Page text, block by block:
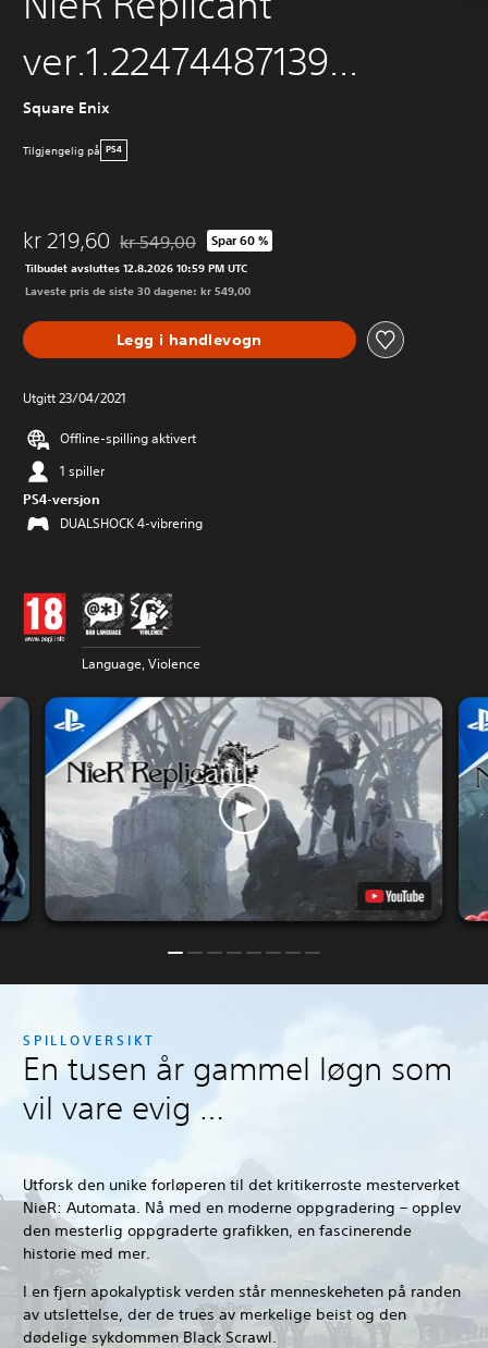
ver.1.22474487139...
Square Enix
Tilgjengelig på PS4
kr 219,60 Nedsatt fra opprinnelig pris på kr 549,00
kr 549,00 Spar 60 %
Tilbudet avsluttes 12.8.2026 10:59 PM UTC
Laveste pris de siste 30 dagene: kr 549,00
Legg i handlevogn
Utgitt 23/04/2021
Offline-spilling aktivert
1 spiller
PS4-versjon
DUALSHOCK 4-vibrering
Language, Violence
SPILLOVERSIKT
En tusen år gammel løgn som
vil vare evig …
Utforsk den unike forløperen til det kritikerroste mesterverket
NieR: Automata. Nå med en moderne oppgradering – opplev
den mesterlig oppgraderte grafikken, en fascinerende
historie med mer.
I en fjern apokalyptisk verden står menneskeheten på randen
av utslettelse, der de trues av merkelige beist og den
dødelige sykdommen Black Scrawl.